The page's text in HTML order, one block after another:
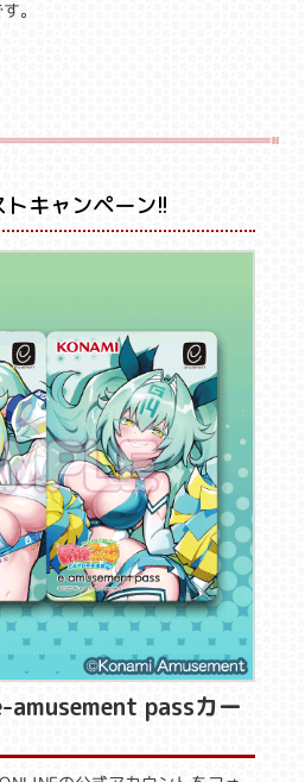
。
トキャンペーン!!
passカー